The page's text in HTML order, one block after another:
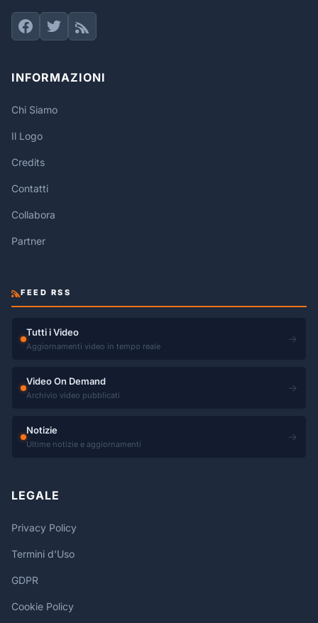
INFORMAZIONI
Chi Siamo
Il Logo
Credits
Contatti
Collabora
Partner
FEED RSS
Tutti i Video
Aggiornamenti video in tempo reale
→
Video On Demand
Archivio video pubblicati
→
Notizie
Ultime notizie e aggiornamenti
→
LEGALE
Privacy Policy
Termini d'Uso
GDPR
Cookie Policy